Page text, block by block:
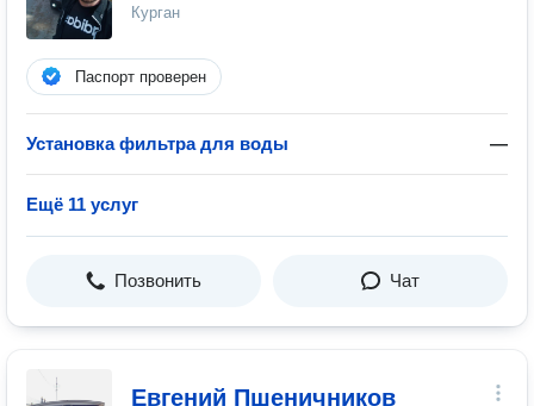
Курган
Паспорт проверен
Установка фильтра для воды —
Ещё 11 услуг
Позвонить Чат
Евгений Пшеничников